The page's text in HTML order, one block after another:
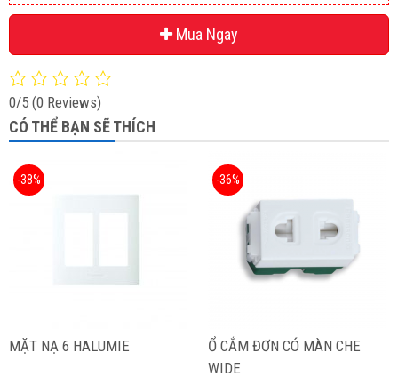
Mua Ngay
0/5 (0 Reviews)
CÓ THỂ BẠN SẼ THÍCH
MẶT NẠ 6 HALUMIE
-38%
Ổ CẮM ĐƠN CÓ MÀN CHE
WIDE
-36%